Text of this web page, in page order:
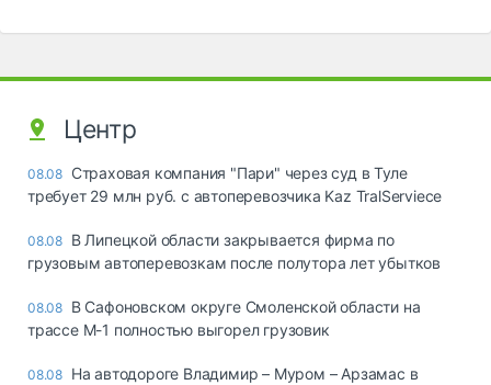
Центр
08.08 Страховая компания "Пари" через суд в Туле
требует 29 млн руб. с автоперевозчика Kaz TralServiece
08.08 В Липецкой области закрывается фирма по
грузовым автоперевозкам после полутора лет убытков
08.08 В Сафоновском округе Смоленской области на
трассе М-1 полностью выгорел грузовик
08.08 На автодороге Владимир – Муром – Арзамас в